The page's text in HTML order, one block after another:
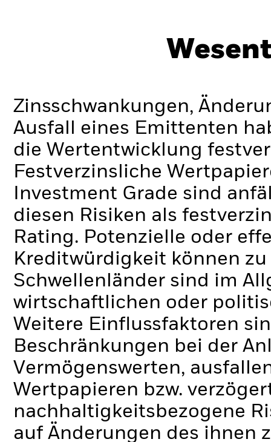
Zinsschwankungen,
Ausfall eines Emittenten
die Wertentwicklung
Festverzinsliche
Investment Grade sind
diesen Risiken als
Rating. Potenzielle oder
Kreditwürdigkeit können
Schwellenländer sind im
wirtschaftlichen oder
Weitere Einflussfaktoren
Beschränkungen bei der
Vermögenswerten,
Wertpapieren bzw.
nachhaltigkeitsbezogene
auf Änderungen des ihnen